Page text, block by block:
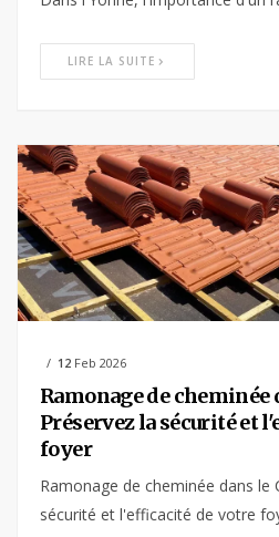
LIRE LA SUITE
12 Feb 2026
Ramonage de cheminée
Préservez la sécurité et
foyer
Ramonage de cheminée dans le
sécurité et l'efficacité de votre